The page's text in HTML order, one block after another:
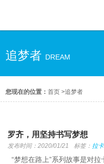
追梦者 DREAM
您现在的位置：首页 >追梦者
罗齐，用坚持书写梦想
发布时间：2020/01/21 标签： 拉
“梦想在路上”系列故事是对